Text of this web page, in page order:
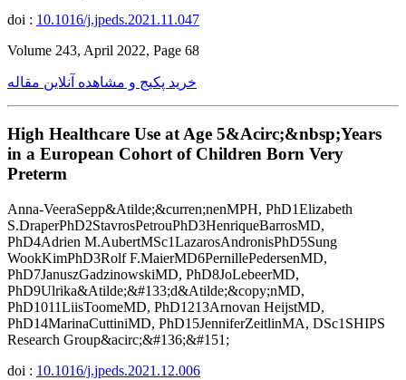
doi : 10.1016/j.jpeds.2021.11.047
Volume 243, April 2022, Page 68
خرید پکیج و مشاهده آنلاین مقاله
High Healthcare Use at Age 5&Acirc;&nbsp;Years
in a European Cohort of Children Born Very
Preterm
Anna-VeeraSepp&Atilde;&curren;nenMPH, PhD1Elizabeth
S.DraperPhD2StavrosPetrouPhD3HenriqueBarrosMD,
PhD4Adrien M.AubertMSc1LazarosAndronisPhD5Sung
WookKimPhD3Rolf F.MaierMD6PernillePedersenMD,
PhD7JanuszGadzinowskiMD, PhD8JoLebeerMD,
PhD9Ulrika&Atilde;&#133;d&Atilde;&copy;nMD,
PhD1011LiisToomeMD, PhD1213Arnovan HeijstMD,
PhD14MarinaCuttiniMD, PhD15JenniferZeitlinMA, DSc1SHIPS
Research Group&acirc;&#136;&#151;
doi : 10.1016/j.jpeds.2021.12.006